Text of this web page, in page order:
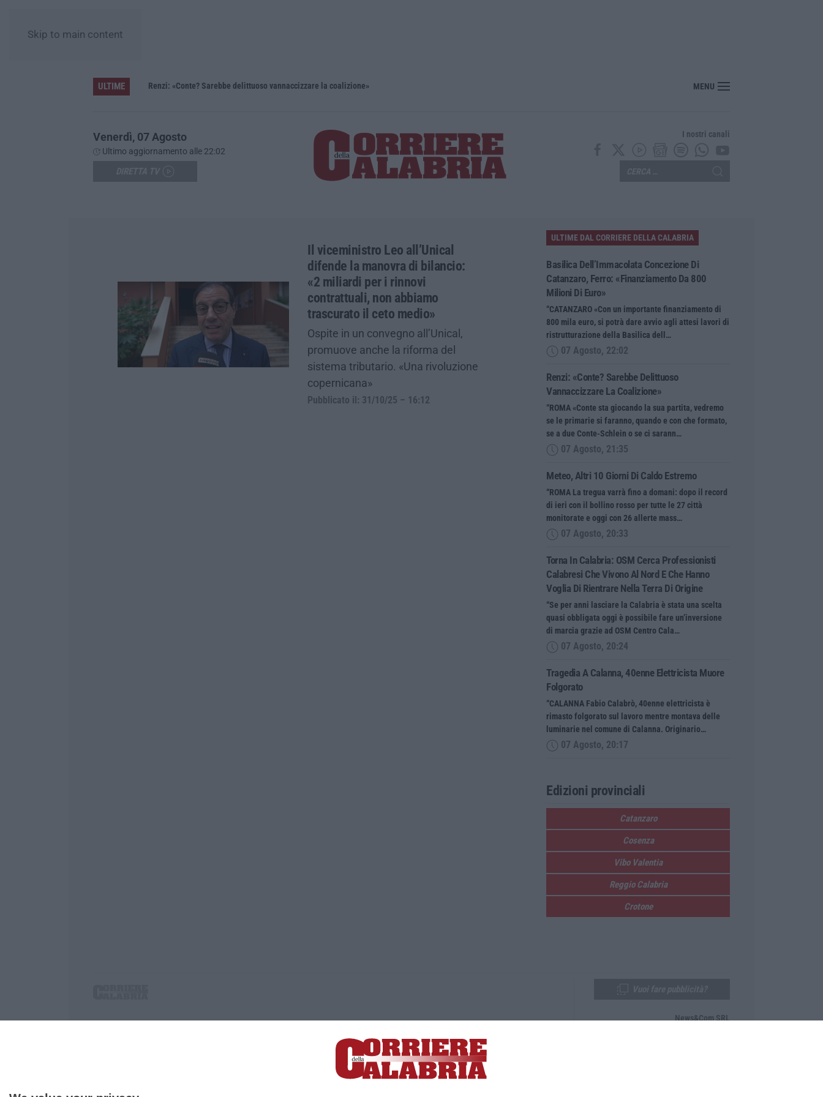
Skip to main content
ULTIME
da 800 milioni di euro» Renzi: «Conte? Sarebbe delittuoso vannaccizzare la coalizione» MENU
Venerdì, 07 Agosto
Ultimo aggiornamento alle 22:02
I nostri canali
Il viceministro Leo all’Unical
difende la manovra di bilancio:
«2 miliardi per i rinnovi
contrattuali, non abbiamo
trascurato il ceto medio»
Ospite in un convegno all’Unical,
promuove anche la riforma del
sistema tributario. «Una rivoluzione
copernicana»
Pubblicato il: 31/10/25 – 16:12
ULTIME DAL CORRIERE DELLA CALABRIA
Basilica Dell’Immacolata Concezione Di
Catanzaro, Ferro: «finanziamento Da 800
Milioni Di Euro»
“CATANZARO «Con un importante finanziamento di
800 mila euro, si potrà dare avvio agli attesi lavori di
ristrutturazione della Basilica dell…
07 Agosto, 22:02
Renzi: «Conte? Sarebbe Delittuoso
Vannaccizzare La Coalizione»
“ROMA «Conte sta giocando la sua partita, vedremo
se le primarie si faranno, quando e con che formato,
se a due Conte-Schlein o se ci sarann…
07 Agosto, 21:35
Meteo, Altri 10 Giorni Di Caldo Estremo
“ROMA La tregua varrà fino a domani: dopo il record
di ieri con il bollino rosso per tutte le 27 città
monitorate e oggi con 26 allerte mass…
07 Agosto, 20:33
Torna In Calabria: OSM Cerca Professionisti
Calabresi Che Vivono Al Nord E Che Hanno
Voglia Di Rientrare Nella Terra Di Origine
“Se per anni lasciare la Calabria è stata una scelta
quasi obbligata oggi è possibile fare un’inversione
di marcia grazie ad OSM Centro Cala…
07 Agosto, 20:24
Tragedia A Calanna, 40enne Elettricista Muore
Folgorato
“CALANNA Fabio Calabrò, 40enne elettricista è
rimasto folgorato sul lavoro mentre montava delle
luminarie nel comune di Calanna. Originario…
07 Agosto, 20:17
Edizioni provinciali
Catanzaro
Cosenza
Vibo Valentia
Reggio Calabria
Crotone
P.IVA. 03199620794, Via del mare 6/G, S.Eufemia, Lamezia Terme (CZ)
Iscrizione tribunale di Lamezia Terme 5/2011 - Direttore responsabile Paola Militano |Privacy
News&Com SRL